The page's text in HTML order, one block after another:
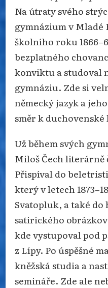
Na útraty svého
gymnázium v Mladé
školního roku
bezplatného
konviktu a studoval
gymnáziu. Zde si
německý jazyk a
směr k
Už během svých
Miloš Čech literárně
Přispíval do
který v letech
Svatopluk, a také
satirického
kde vystupoval pod
z Lípy. Po úspěšné
kněžská studia a
semináře. Zde ale